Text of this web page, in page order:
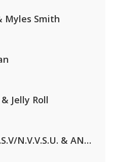
Myles Smith
Jelly Roll
Lustrum U.V.S.V/N.V.V.S.U. & ANNO ONS & Jopke van Dobbenburgh & Roeland Beelen